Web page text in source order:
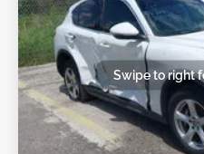
Swipe to right